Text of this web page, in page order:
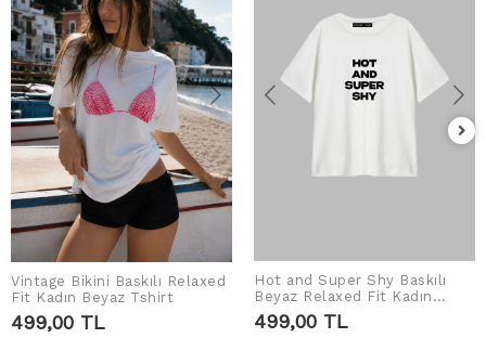
SEPETE EKLE
Vintage Bikini Baskılı Relaxed
Fit Kadın Beyaz Tshirt
499,00 TL
SEPETE EKLE
Hot and Super Shy Baskılı
Beyaz Relaxed Fit Kadın
Tshirt
499,00 TL